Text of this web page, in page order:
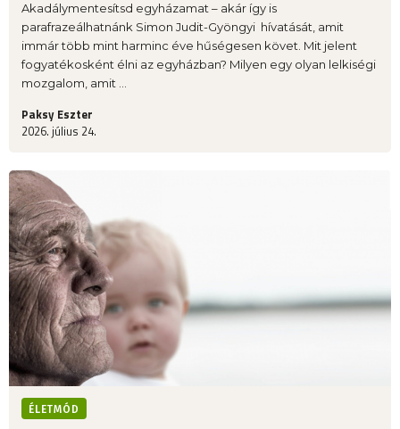
Akadálymentesítsd egyházamat – akár így is
parafrazeálhatnánk Simon Judit-Gyöngyi hívatását, amit
immár több mint harminc éve hűségesen követ. Mit jelent
fogyatékosként élni az egyházban? Milyen egy olyan lelkiségi
mozgalom, amit ...
Paksy Eszter
2026. július 24.
ÉLETMÓD